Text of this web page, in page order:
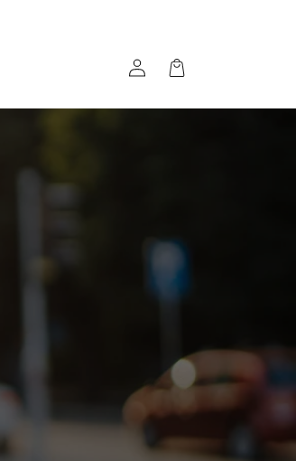
Einloggen
Panier
d'achat